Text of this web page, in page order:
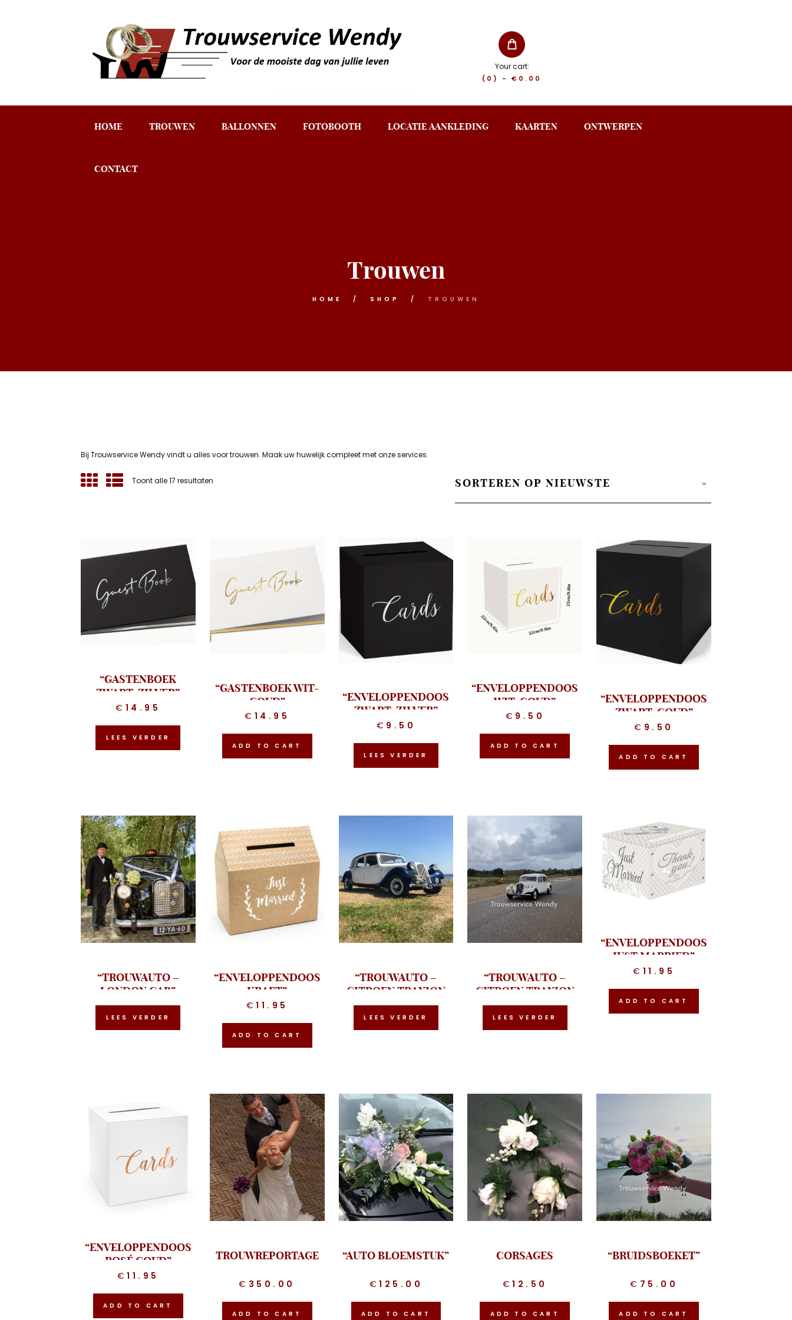
Your cart:
(0) -€0.00
HOME TROUWEN BALLONNEN FOTOBOOTH LOCATIE AANKLEDING KAARTEN ONTWERPEN
CONTACT
Trouwen
HOME SHOP TROUWEN
Bij Trouwservice Wendy vindt u alles voor trouwen. Maak uw huwelijk compleet met onze services.
Toont alle 17 resultatenGesorteerd
“GASTENBOEK
ZWART-ZILVER”
€ 14.95
LEES VERDER
“GASTENBOEK WIT-
GOUD”
€ 14.95
ADD TO CART
“ENVELOPPENDOOS
ZWART-ZILVER”
€ 9.50
LEES VERDER
“ENVELOPPENDOOS
WIT-GOUD”
€ 9.50
ADD TO CART
“ENVELOPPENDOOS
ZWART-GOUD”
€ 9.50
ADD TO CART
“TROUWAUTO –
LONDON CAB”
LEES VERDER
“ENVELOPPENDOOS
KRAFT”
€11.95
ADD TO CART
“TROUWAUTO –
CITROEN TRAXION
AVANT BLAUW-WIT”
LEES VERDER
“TROUWAUTO –
CITROEN TRAXION
AVANT WIT”
LEES VERDER
“ENVELOPPENDOOS
JUST MARRIED”
€ 11.95
ADD TO CART
“ENVELOPPENDOOS
ROSÉ GOUD”
€11.95
ADD TO CART
TROUWREPORTAGE
€ 350.00
ADD TO CART
“AUTO BLOEMSTUK”
€125.00
ADD TO CART
CORSAGES
€12.50
ADD TO CART
“BRUIDSBOEKET”
€ 75.00
ADD TO CART